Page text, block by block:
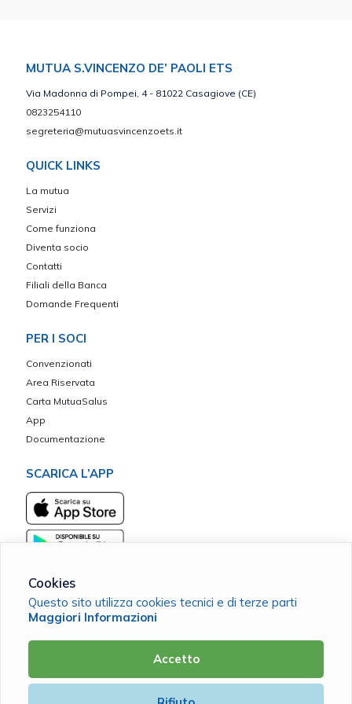
MUTUA S.VINCENZO DE’ PAOLI ETS
Via Madonna di Pompei, 4 - 81022 Casagiove (CE)
0823254110
segreteria@mutuasvincenzoets.it
QUICK LINKS
La mutua
Servizi
Come funziona
Diventa socio
Contatti
Filiali della Banca
Domande Frequenti
PER I SOCI
Convenzionati
Area Riservata
Carta MutuaSalus
App
Documentazione
SCARICA L’APP
C.F. 93126110613 |Cookie Policy|Privacy Policy
Powered by
Cookies
Questo sito utilizza cookies tecnici e di terze parti
Maggiori Informazioni
Accetto